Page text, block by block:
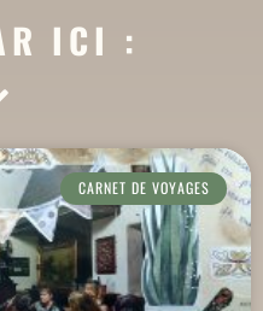
ICI :
CARNET DE VOYAGES